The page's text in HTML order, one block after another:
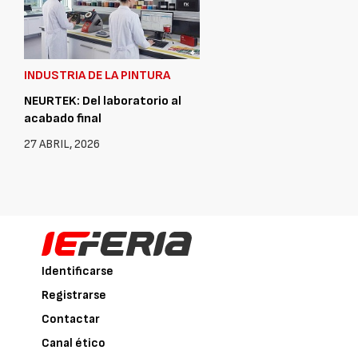
INDUSTRIA DE LA PINTURA
NEURTEK: Del laboratorio al
acabado final
27 ABRIL, 2026
Identificarse
Registrarse
Contactar
Canal ético